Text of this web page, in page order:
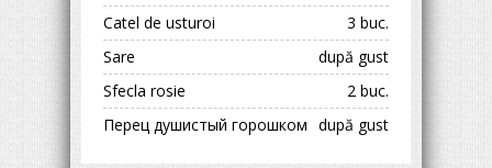
Сatel de usturoi
3 buc.
Sare
după gust
Sfecla rosie
2 buc.
Перец душистый горошком după gust